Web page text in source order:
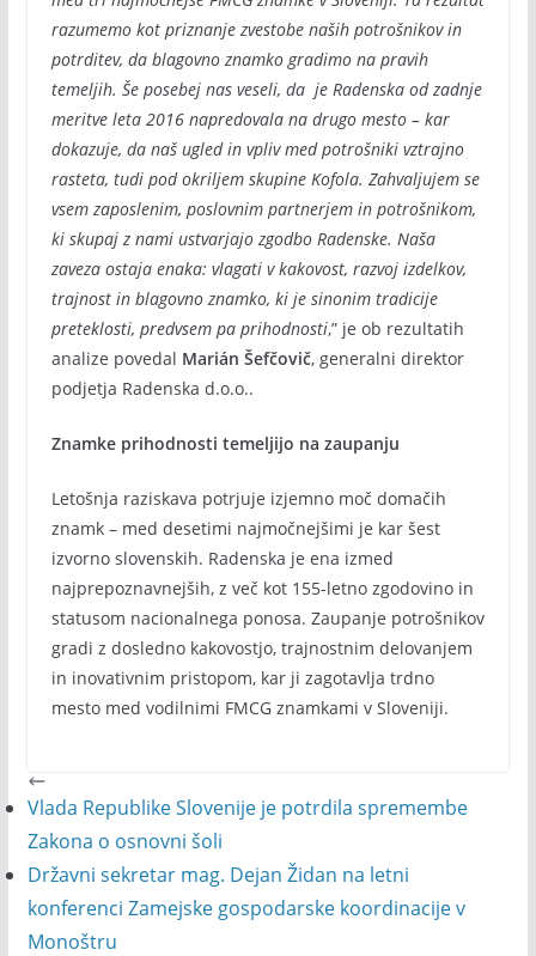
razumemo kot priznanje zvestobe naših potrošnikov in
potrditev, da blagovno znamko gradimo na pravih
temeljih. Še posebej nas veseli, da je Radenska od zadnje
meritve leta 2016 napredovala na drugo mesto – kar
dokazuje, da naš ugled in vpliv med potrošniki vztrajno
rasteta, tudi pod okriljem skupine Kofola. Zahvaljujem se
vsem zaposlenim, poslovnim partnerjem in potrošnikom,
ki skupaj z nami ustvarjajo zgodbo Radenske. Naša
zaveza ostaja enaka: vlagati v kakovost, razvoj izdelkov,
trajnost in blagovno znamko, ki je sinonim tradicije
preteklosti, predvsem pa prihodnosti,” je ob rezultatih
analize povedal Marián Šefčovič, generalni direktor
podjetja Radenska d.o.o..
Znamke prihodnosti temeljijo na zaupanju
Letošnja raziskava potrjuje izjemno moč domačih
znamk – med desetimi najmočnejšimi je kar šest
izvorno slovenskih. Radenska je ena izmed
najprepoznavnejših, z več kot 155-letno zgodovino in
statusom nacionalnega ponosa. Zaupanje potrošnikov
gradi z dosledno kakovostjo, trajnostnim delovanjem
in inovativnim pristopom, kar ji zagotavlja trdno
mesto med vodilnimi FMCG znamkami v Sloveniji.
Vlada Republike Slovenije je potrdila spremembe
Zakona o osnovni šoli
Državni sekretar mag. Dejan Židan na letni
konferenci Zamejske gospodarske koordinacije v
Monoštru